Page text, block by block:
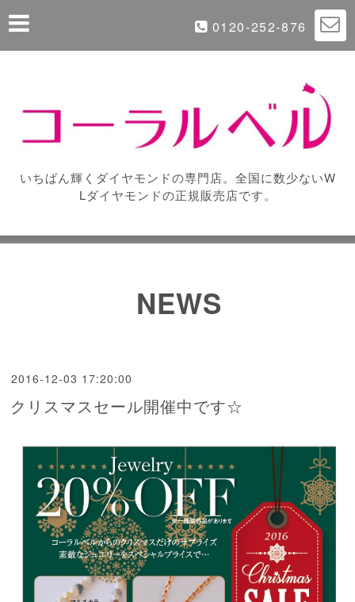
0120-252-876
いちばん輝くダイヤモンドの専門店。全国に数少ないW
Lダイヤモンドの正規販売店です。
NEWS
2016-12-03 17:20:00
クリスマスセール開催中です☆